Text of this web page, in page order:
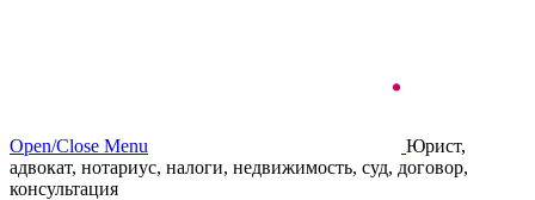
Open/Close Menu
Юрист,
адвокат, нотариус, налоги, недвижимость, суд, договор,
консультация